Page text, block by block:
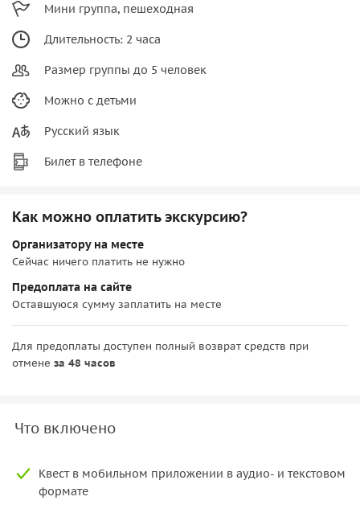
Мини группа, пешеходная
Длительность: 2 часа
Размер группы до 5 человек
Можно с детьми
Русский язык
Билет в телефоне
Как можно оплатить экскурсию?
Организатору на месте
Сейчас ничего платить не нужно
Предоплата на сайте
Оставшуюся сумму заплатить на месте
Для предоплаты доступен полный возврат средств при
отмене за 48 часов
Что включено
Квест в мобильном приложении в аудио- и текстовом
формате